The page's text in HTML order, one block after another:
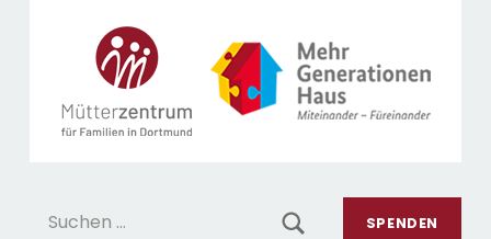
MÜTTERZENTRUM
MÜTTERZENTRUM DORTMUND
SPENDEN